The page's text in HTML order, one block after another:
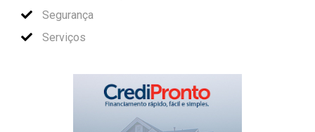
Segurança
Serviços